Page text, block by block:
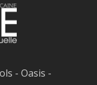
- Oasis -